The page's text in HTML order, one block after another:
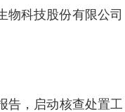
物科技股份有限公司
告，启动核查处置工